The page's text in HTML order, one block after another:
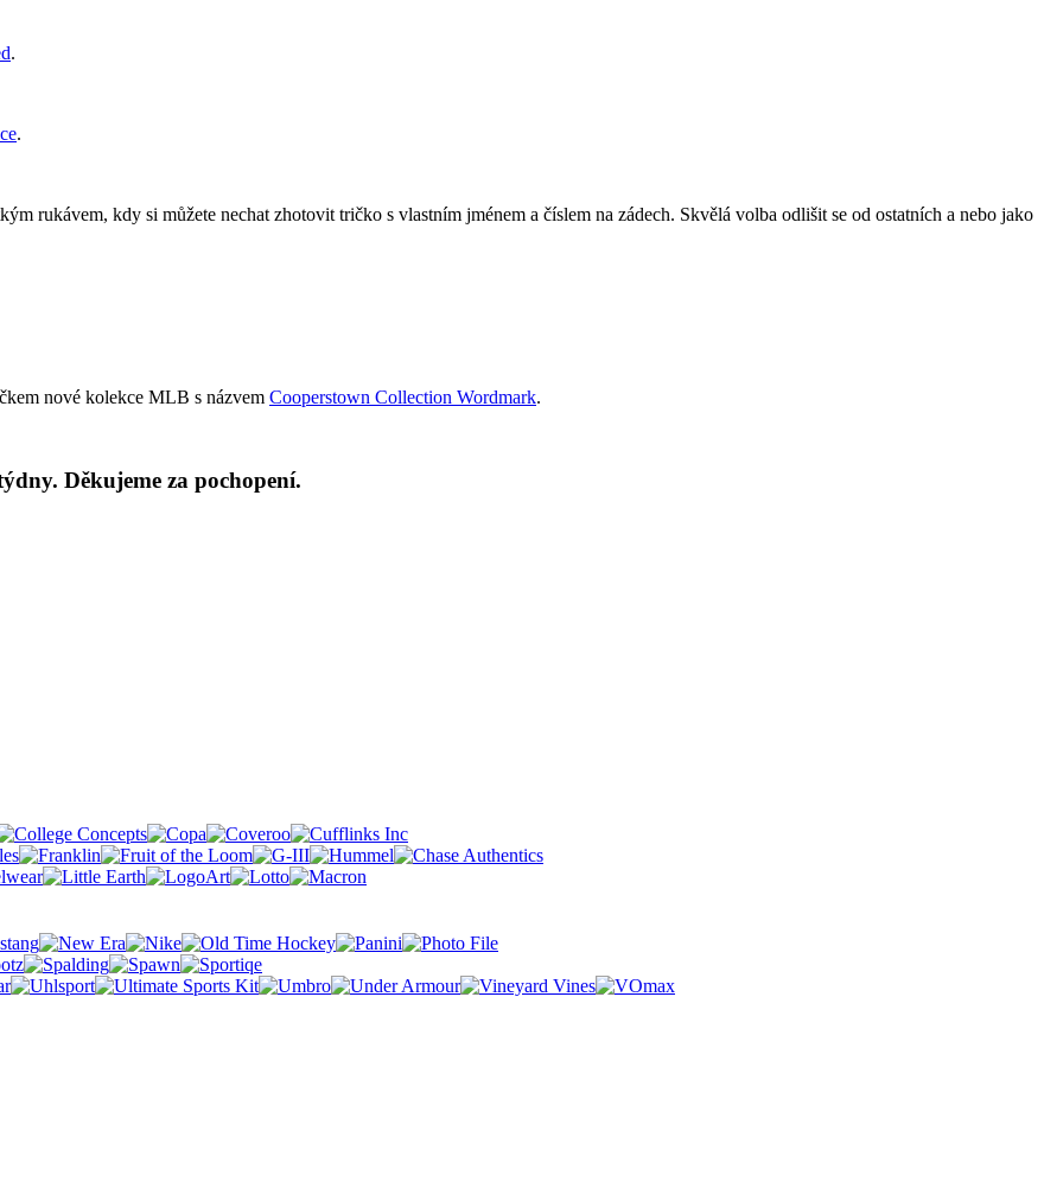
.
.
rukávem, kdy si můžete nechat zhotovit tričko s vlastním jménem a číslem na zádech. Skvělá volba odlišit se od ostatních a nebo jako
nové kolekce MLB s názvem Cooperstown Collection Wordmark.
Děkujeme za pochopení.